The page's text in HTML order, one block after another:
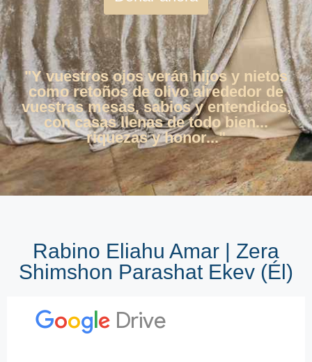
"Y vuestros ojos verán hijos y nietos
como retoños de olivo alrededor de
vuestras mesas, sabios y entendidos,
con casas llenas de todo bien...
riquezas y honor..."
Rabino Eliahu Amar | Zera
Shimshon Parashat Ekev (Él)